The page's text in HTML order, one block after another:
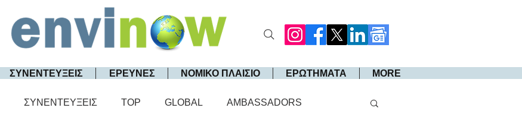
ΣΥΝΕΝΤΕΥΞΕΙΣ ΕΡΕΥΝΕΣ ΝΟΜΙΚΟ ΠΛΑΙΣΙΟ ΕΡΩΤΗΜΑΤΑ MORE
ΣΥΝΕΝΤΕΥΞΕΙΣ TOP GLOBAL AMBASSADORS